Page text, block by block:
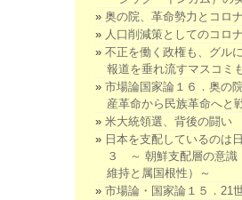
奥の院、革命勢力とコロナ
人口削減策としてのコロナ
不正を働く政権も、グル
報道を垂れ流すマスコミ
市場論国家論１６．奥の
産革命から民族革命へと
米大統領選、背後の闘い
日本を支配しているのは
３ ～ 朝鮮支配層の意識
維持と属国根性）～
市場論・国家論１５．21